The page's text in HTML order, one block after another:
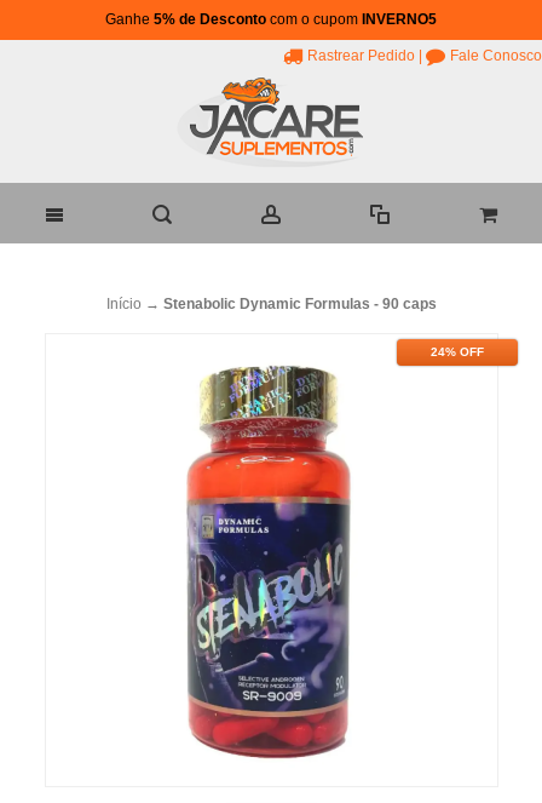
Ganhe 5% de Desconto com o cupom INVERNO5
Rastrear Pedido Fale Conosco
Início → Stenabolic Dynamic Formulas - 90 caps
24% OFF